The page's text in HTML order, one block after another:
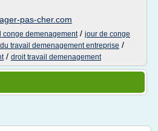
pas-cher.com
conge demenagement/ jour de conge
travail demenagement entreprise /
/ droit travail demenagement